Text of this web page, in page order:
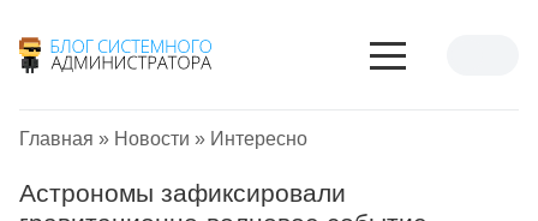
Главная » Новости » Интересно
Астрономы зафиксировали